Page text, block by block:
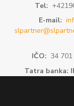
Tel:
E-mail:
IČO: 34
Tatra banka: